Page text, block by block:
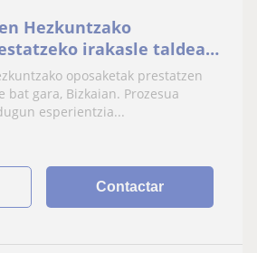
Hezkuntzako
irakasle taldea
oposaketak prestatzen
gara, Bizkaian. Prozesua
esperientzia...
Contactar